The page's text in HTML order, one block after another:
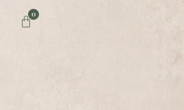
0
Carrito